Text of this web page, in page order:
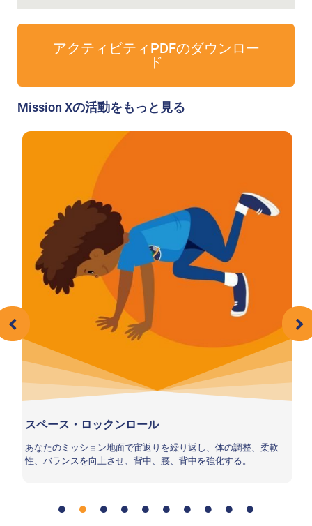
アクティビティPDFのダウンロー
ド
Mission Xの活動をもっと見る
スペース・ロックンロール
あなたのミッション地面で宙返りを繰り返し、体の調整、柔軟
性、バランスを向上させ、背中、腰、背中を強化する。